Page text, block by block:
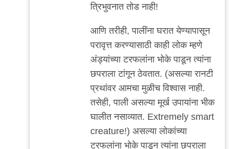
त्रिभुवनात तोड नाही!
आणि तरीही, पालींना घरात येण्यापासून
परावृत्त करण्यासाठी काही लोक म्हणे
अंड्यांच्या टरफलांना भोके पाडून त्यांना
छपराला टांगून ठेवतात. (असल्या रानटी
प्रथांवर आमचा मुळीच विश्वास नाही.
तसेही, पाली असल्या मूर्ख उपायांना भीक
घालीत नसाव्यात. Extremely smart
creature!) असल्या लोकांच्या
टरफलांना भोके पाडून त्यांना छपराला